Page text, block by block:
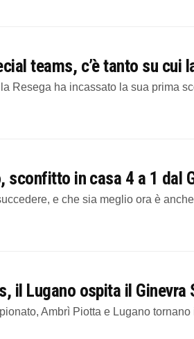
teams, c’è tanto su cui
Resega ha incassato la sua prima
sconfitto in casa 4 a 1 dal
e che sia meglio ora è
il Lugano ospita il Ginevra
Ambrì Piotta e Lugano